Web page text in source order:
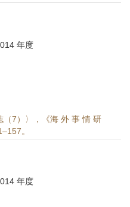
年度
（7）〉，《海 外 事 情 研
。
年度